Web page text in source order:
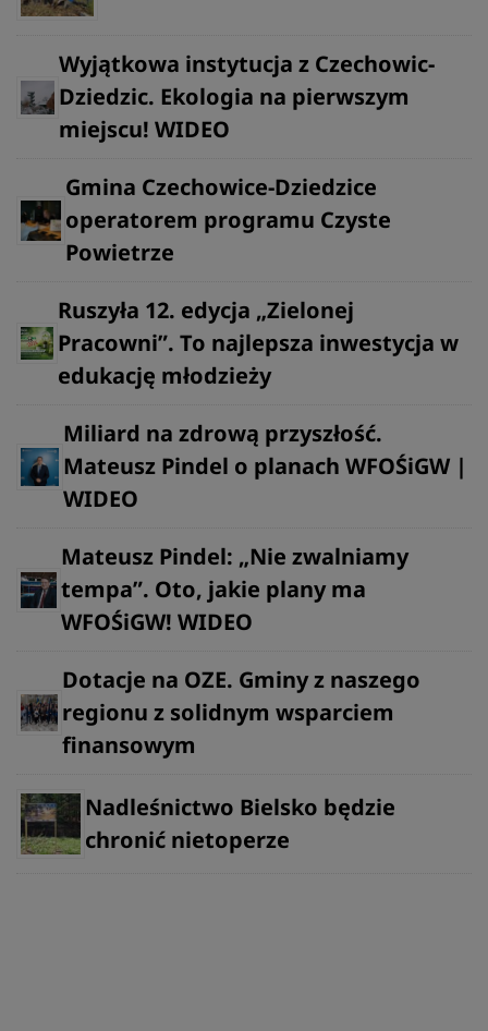
Wyjątkowa instytucja z Czechowic-
Dziedzic. Ekologia na pierwszym
miejscu! WIDEO
Gmina Czechowice-Dziedzice
operatorem programu Czyste
Powietrze
Ruszyła 12. edycja „Zielonej
Pracowni”. To najlepsza inwestycja w
edukację młodzieży
Miliard na zdrową przyszłość.
Mateusz Pindel o planach WFOŚiGW |
WIDEO
Mateusz Pindel: „Nie zwalniamy
tempa”. Oto, jakie plany ma
WFOŚiGW! WIDEO
Dotacje na OZE. Gminy z naszego
regionu z solidnym wsparciem
finansowym
Nadleśnictwo Bielsko będzie
chronić nietoperze